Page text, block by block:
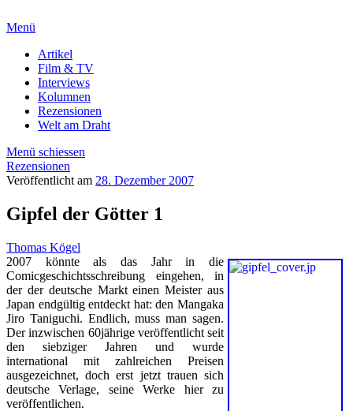
Menü
Artikel
Film & TV
Interviews
Kolumnen
Rezensionen
Welt am Draht
Menü schiessen
Rezensionen
Veröffentlicht am 28. Dezember 2007
Gipfel der Götter 1
Thomas Kögel
2007 könnte als das Jahr in die
Comicgeschichtsschreibung eingehen, in
der der deutsche Markt einen Meister aus
Japan endgültig entdeckt hat: den Mangaka
Jiro Taniguchi. Endlich, muss man sagen.
Der inzwischen 60jährige veröffentlicht seit
den siebziger Jahren und wurde
international mit zahlreichen Preisen
ausgezeichnet, doch erst jetzt trauen sich
deutsche Verlage, seine Werke hier zu
veröffentlichen.